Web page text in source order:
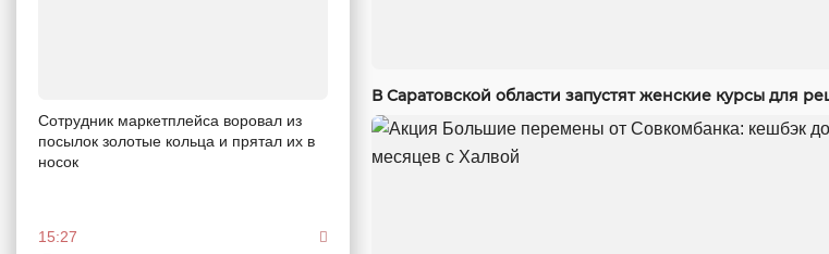
Сотрудник маркетплейса воровал из
посылок золотые кольца и прятал их в
носок
15:27
В Саратовской области запустят женские курсы для